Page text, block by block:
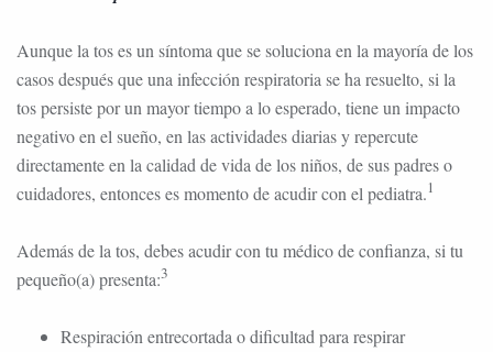
Aunque la tos es un síntoma que se soluciona en la mayoría de los
casos después que una infección respiratoria se ha resuelto, si la
tos persiste por un mayor tiempo a lo esperado, tiene un impacto
negativo en el sueño, en las actividades diarias y repercute
directamente en la calidad de vida de los niños, de sus padres o
cuidadores, entonces es momento de acudir con el pediatra.1
Además de la tos, debes acudir con tu médico de confianza, si tu
pequeño(a) presenta:3
Respiración entrecortada o dificultad para respirar